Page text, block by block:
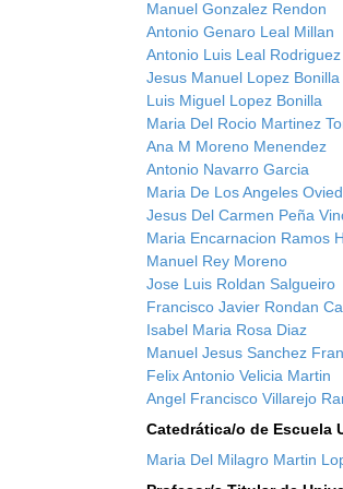
Manuel Gonzalez Rendon
Antonio Genaro Leal Millan
Antonio Luis Leal Rodriguez
Jesus Manuel Lopez Bonilla
Luis Miguel Lopez Bonilla
Maria Del Rocio Martinez
Ana M Moreno Menendez
Antonio Navarro Garcia
Maria De Los Angeles
Jesus Del Carmen Peña
Maria Encarnacion Ramos
Manuel Rey Moreno
Jose Luis Roldan Salgueiro
Francisco Javier Rondan
Isabel Maria Rosa Diaz
Manuel Jesus Sanchez
Felix Antonio Velicia Martin
Angel Francisco Villarejo
Catedrática/o de Escuela
Maria Del Milagro Martin